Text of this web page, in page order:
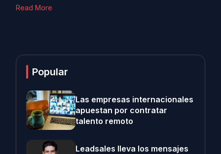
Read More
Popular
Las empresas internacionales
apuestan por contratar
talento remoto
Leadsales lleva los mensajes